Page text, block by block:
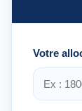
Votre